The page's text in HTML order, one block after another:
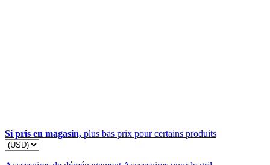
Si pris en magasin, plus bas prix pour certains produits